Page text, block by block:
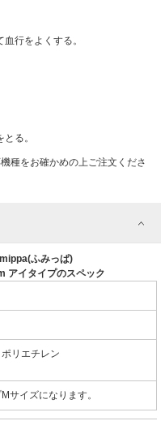
行をよくする。
る。
種をお確かめの上ご注文くださ
ふみっぱ)
イタイプのスペック
リエチレン
サイズになります。